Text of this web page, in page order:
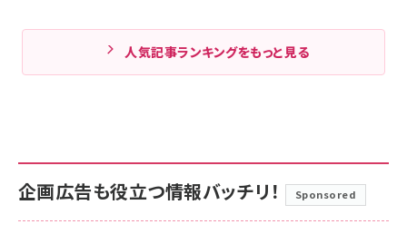
人気記事ランキングをもっと見る
企画広告も役立つ情報バッチリ！ Sponsored